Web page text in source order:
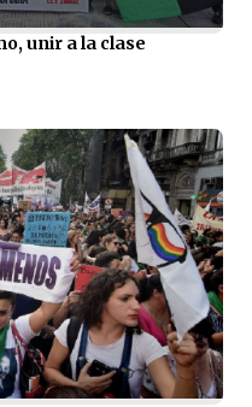
unir a la clase